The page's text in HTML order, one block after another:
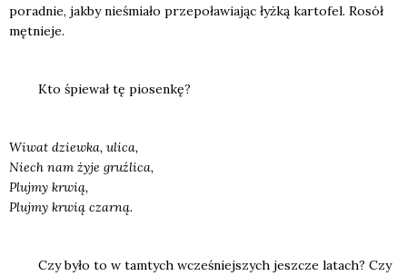
po­rad­nie, jak­by nie­śmia­ło prze­po­ła­wia­jąc łyż­ką kar­to­fel. Rosół
męt­nie­je.
Kto śpie­wał tę pio­sen­kę?
Wiwat dziew­ka, uli­ca,
Niech nam żyje gruź­li­ca,
Pluj­my krwią,
Pluj­my krwią czar­ną.
Czy było to w tam­tych wcze­śniej­szych jesz­cze latach? Czy